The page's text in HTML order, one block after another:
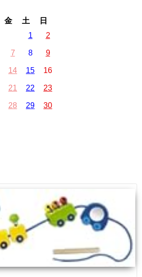
金 土
日
1
2
7 8 9
14 15 16
21 22 23
28 29
30